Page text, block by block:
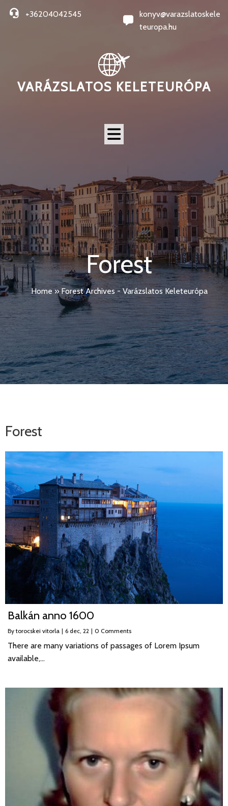
+36204042545
konyv@varazslatoskele
teuropa.hu
VARÁZSLATOS KELETEURÓPA
Forest
Home»Forest Archives - Varázslatos Keleteurópa
Forest
Balkán anno 1600
By torocskei vitorla | 6 dec, 22 | 0 Comments
There are many variations of passages of Lorem Ipsum
available,…